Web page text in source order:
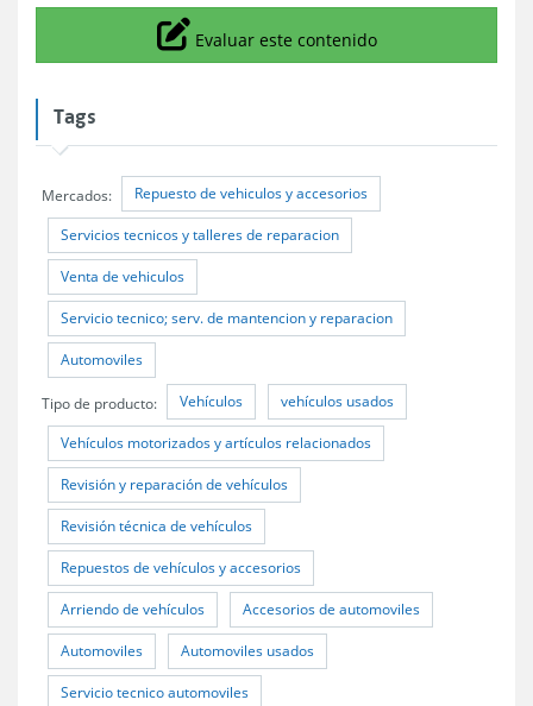
Icono
Evaluar este contenido
Tags
Mercados: Repuesto de vehiculos y accesorios
Servicios tecnicos y talleres de reparacion
Venta de vehiculos
Servicio tecnico; serv. de mantencion y reparacion
Automoviles
Tipo de producto: Vehículos vehículos usados
Vehículos motorizados y artículos relacionados
Revisión y reparación de vehículos
Revisión técnica de vehículos
Repuestos de vehículos y accesorios
Arriendo de vehículos Accesorios de automoviles
Automoviles Automoviles usados
Servicio tecnico automoviles